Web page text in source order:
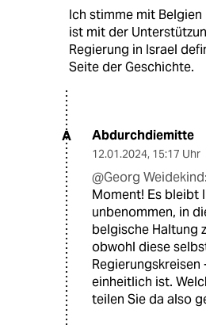
Ich stimme mit
ist mit der
Regierung in Israel
Seite der Geschichte.
A Abdurchdiemitte
12.01.2024, 15:17 Uhr
@Georg Weidekind:
Moment! Es bleibt
unbenommen, in
belgische Haltung
obwohl diese
Regierungskreisen
einheitlich ist.
teilen Sie da also